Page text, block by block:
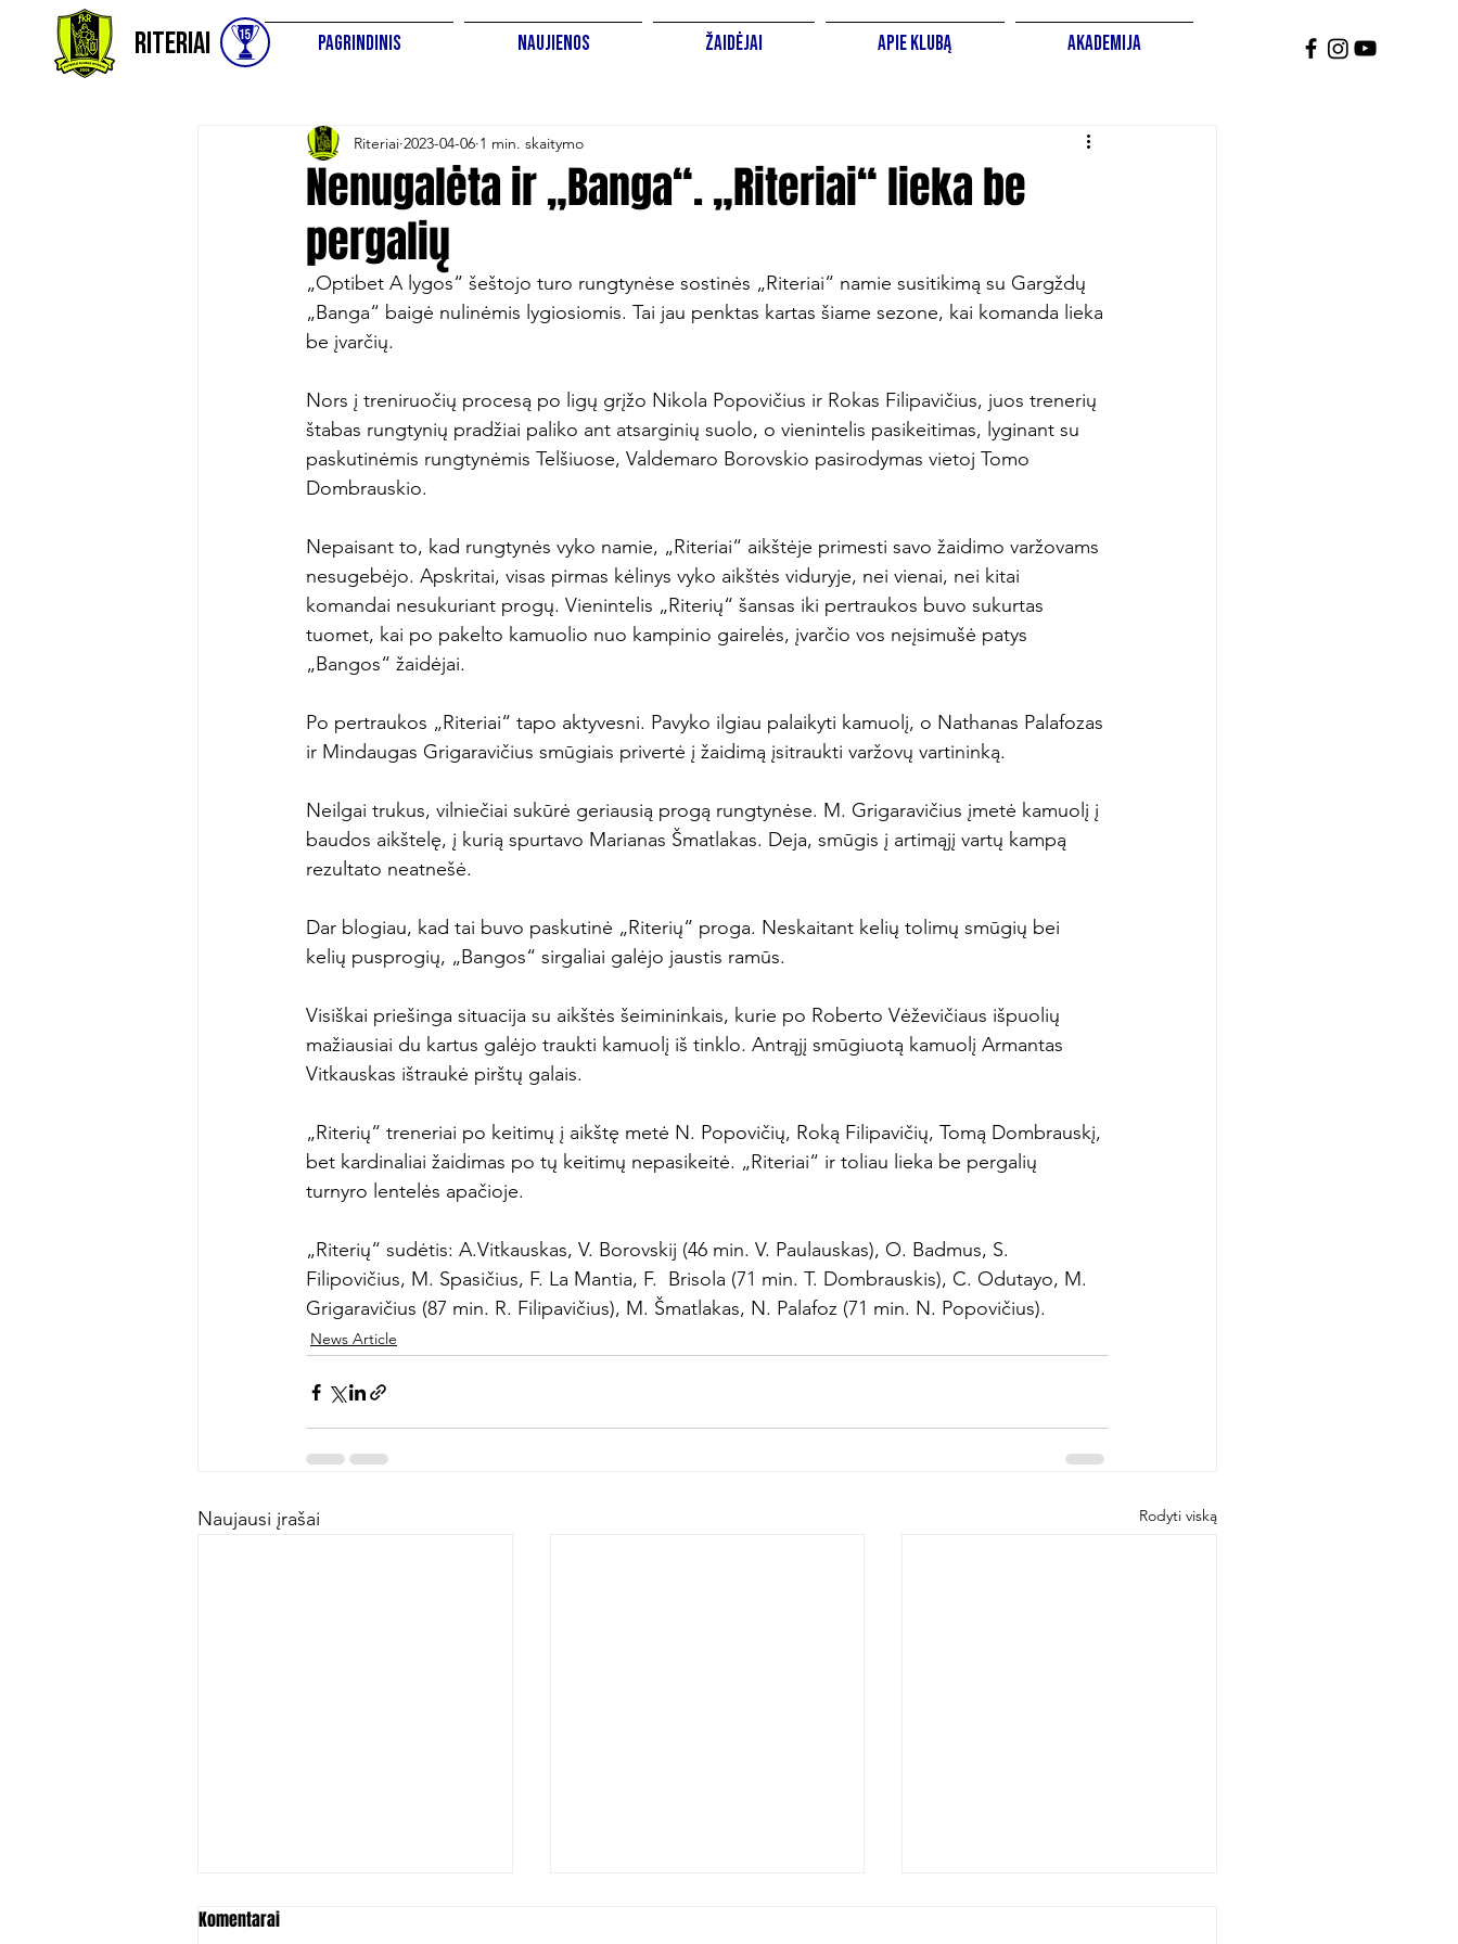
Riteriai Pagrindinis Naujienos Žaidėjai Apie Klubą Akademija
Nenugalėta ir „Banga“. „Riteriai“ lieka be
pergalių
Riteriai 2023-04-06 1 min. skaitymo
„Optibet A lygos“ šeštojo turo rungtynėse sostinės „Riteriai“ namie susitikimą su Gargždų
„Banga“ baigė nulinėmis lygiosiomis. Tai jau penktas kartas šiame sezone, kai komanda lieka
be įvarčių.
Nors į treniruočių procesą po ligų grįžo Nikola Popovičius ir Rokas Filipavičius, juos trenerių
štabas rungtynių pradžiai paliko ant atsarginių suolo, o vienintelis pasikeitimas, lyginant su
paskutinėmis rungtynėmis Telšiuose, Valdemaro Borovskio pasirodymas vietoj Tomo
Dombrauskio.
Nepaisant to, kad rungtynės vyko namie, „Riteriai“ aikštėje primesti savo žaidimo varžovams
nesugebėjo. Apskritai, visas pirmas kėlinys vyko aikštės viduryje, nei vienai, nei kitai
komandai nesukuriant progų. Vienintelis „Riterių“ šansas iki pertraukos buvo sukurtas
tuomet, kai po pakelto kamuolio nuo kampinio gairelės, įvarčio vos neįsimušė patys
„Bangos“ žaidėjai.
Po pertraukos „Riteriai“ tapo aktyvesni. Pavyko ilgiau palaikyti kamuolį, o Nathanas Palafozas
ir Mindaugas Grigaravičius smūgiais privertė į žaidimą įsitraukti varžovų vartininką.
Neilgai trukus, vilniečiai sukūrė geriausią progą rungtynėse. M. Grigaravičius įmetė kamuolį į
baudos aikštelę, į kurią spurtavo Marianas Šmatlakas. Deja, smūgis į artimąjį vartų kampą
rezultato neatnešė.
Dar blogiau, kad tai buvo paskutinė „Riterių“ proga. Neskaitant kelių tolimų smūgių bei
kelių pusprogių, „Bangos“ sirgaliai galėjo jaustis ramūs.
Visiškai priešinga situacija su aikštės šeimininkais, kurie po Roberto Vėževičiaus išpuolių
mažiausiai du kartus galėjo traukti kamuolį iš tinklo. Antrąjį smūgiuotą kamuolį Armantas
Vitkauskas ištraukė pirštų galais.
„Riterių“ treneriai po keitimų į aikštę metė N. Popovičių, Roką Filipavičių, Tomą Dombrauskį,
bet kardinaliai žaidimas po tų keitimų nepasikeitė. „Riteriai“ ir toliau lieka be pergalių
turnyro lentelės apačioje.
„Riterių“ sudėtis: A.Vitkauskas, V. Borovskij (46 min. V. Paulauskas), O. Badmus, S.
Filipovičius, M. Spasičius, F. La Mantia, F.  Brisola (71 min. T. Dombrauskis), C. Odutayo, M.
Grigaravičius (87 min. R. Filipavičius), M. Šmatlakas, N. Palafoz (71 min. N. Popovičius).
News Article
Naujausi įrašai Rodyti viską
Komentarai